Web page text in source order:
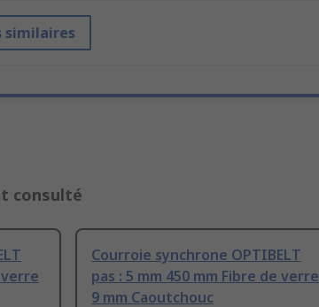
similaires
consulté
verre
Courroie synchrone OPTIBELT
pas : 5 mm 450 mm Fibre de verre
9 mm Caoutchouc